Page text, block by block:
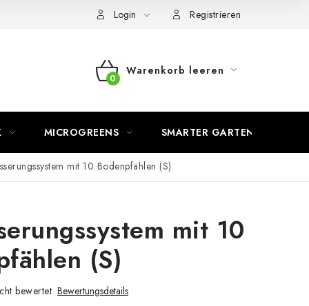
Login Registrieren
WARENKORB
Warenkorb leeren
MICROGREENS SMARTER GARTEN
mit 10 Bodenpfählen (S)
mit 10
(S)
bewertet Bewertungsdetails